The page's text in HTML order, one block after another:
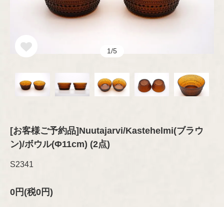
カップ＆ソーサー
プレート/ボウル
その他
その他
琺瑯（ホーロー）
カトラリー
テキスタイル
布製品
アクセサリー
テーブルウェア
Brand New 現行品
セラミック
ファブリック
Brand
ARABIA
GUSTAVSBERG
Upsala-Ekeby
Designer
Aino/Alvar Aalto
Esteri Tomula
1/5
[お客様ご予約品]Nuutajarvi/Kastehelmi(ブラウ
ン)/ボウル(Φ11cm) (2点)
S2341
0円(税0円)